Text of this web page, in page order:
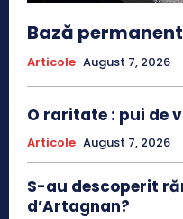
Bază
Articole August 7, 2026
O raritate : pui de
Articole August 7, 2026
S-au descoperit
d’Artagnan?